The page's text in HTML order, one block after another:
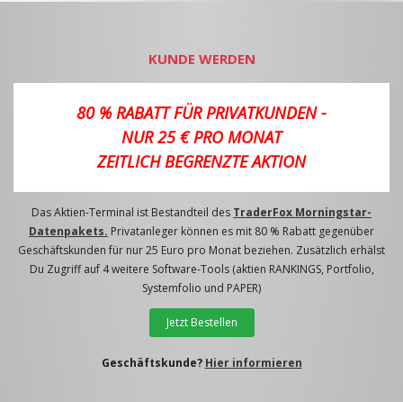
KUNDE WERDEN
80 % RABATT FÜR PRIVATKUNDEN -
NUR 25 € PRO MONAT
ZEITLICH BEGRENZTE AKTION
Das Aktien-Terminal ist Bestandteil des TraderFox Morningstar-
Datenpakets. Privatanleger können es mit 80 % Rabatt gegenüber
Geschäftskunden für nur 25 Euro pro Monat beziehen. Zusätzlich erhälst
Du Zugriff auf 4 weitere Software-Tools (aktien RANKINGS, Portfolio,
Systemfolio und PAPER)
Jetzt Bestellen
Geschäftskunde? Hier informieren